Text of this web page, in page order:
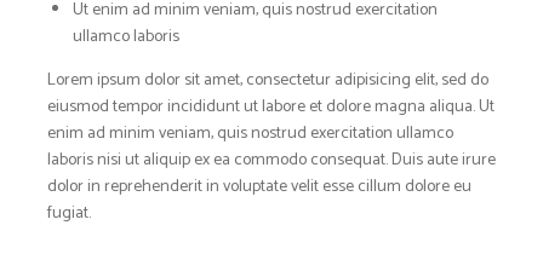
Ut enim ad minim veniam, quis nostrud exercitation
ullamco laboris
Lorem ipsum dolor sit amet, consectetur adipisicing elit, sed do
eiusmod tempor incididunt ut labore et dolore magna aliqua. Ut
enim ad minim veniam, quis nostrud exercitation ullamco
laboris nisi ut aliquip ex ea commodo consequat. Duis aute irure
dolor in reprehenderit in voluptate velit esse cillum dolore eu
fugiat.